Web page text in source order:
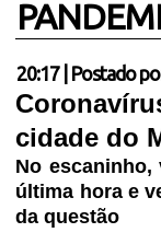
20:17| Postado
cidade do
No escaninho,
última hora e
da questão